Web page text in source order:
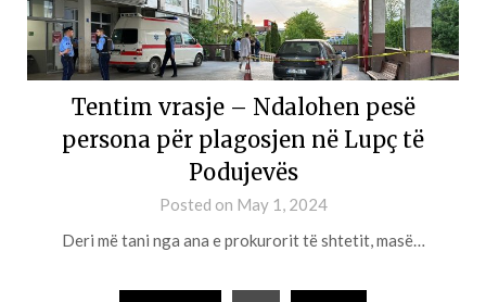
Tentim vrasje – Ndalohen pesë
persona për plagosjen në Lupç të
Podujevës
Posted on May 1, 2024
Deri më tani nga ana e prokurorit të shtetit, masë…